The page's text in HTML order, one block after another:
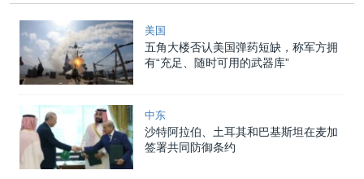
美国
五角大楼否认美国弹药短缺，称军方拥
有“充足、随时可用的武器库”
中东
沙特阿拉伯、土耳其和巴基斯坦在麦加
签署共同防御条约